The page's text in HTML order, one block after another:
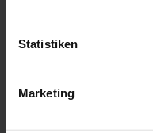
Statistiken
Marketing
Hot Stone Massagen
E-Mail: